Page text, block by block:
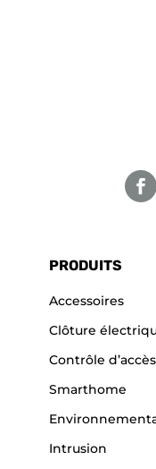
PRODUITS
Accessoires
Clôture
Contrôle d’accès
Smarthome
Intrusion